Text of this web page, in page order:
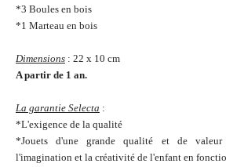
*3 Boules en bois
*1 Marteau en bois
Dimensions : 22 x 10 cm
A partir de 1 an.
La garantie Selecta :
*L'exigence de la qualité
*Jouets d'une grande qualité et de valeur
l'imagination et la créativité de l'enfant en